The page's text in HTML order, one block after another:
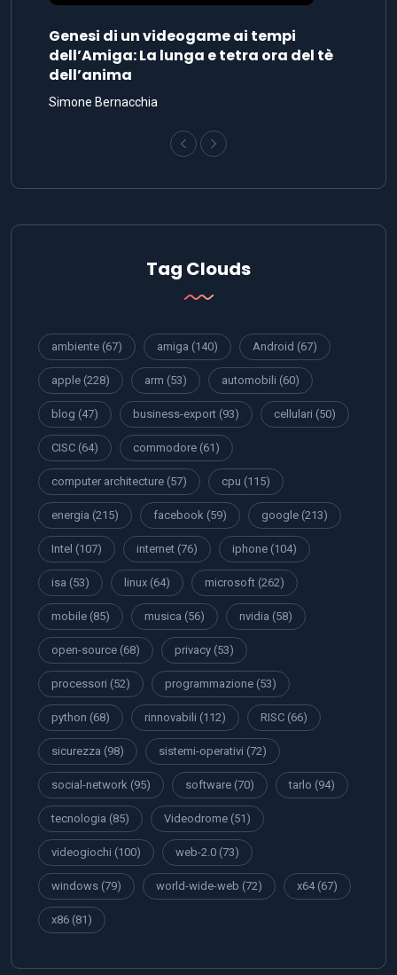
Genesi di un videogame ai tempi
dell’Amiga: La lunga e tetra ora del tè
dell’anima
Simone Bernacchia
Tag Clouds
ambiente (67) amiga (140) Android (67)
apple (228) arm (53) automobili (60)
blog (47) business-export (93) cellulari (50)
CISC (64) commodore (61)
computer architecture (57) cpu (115)
energia (215) facebook (59) google (213)
Intel (107) internet (76) iphone (104)
isa (53) linux (64) microsoft (262)
mobile (85) musica (56) nvidia (58)
open-source (68) privacy (53)
processori (52) programmazione (53)
python (68) rinnovabili (112) RISC (66)
sicurezza (98) sistemi-operativi (72)
social-network (95) software (70) tarlo (94)
tecnologia (85) Videodrome (51)
videogiochi (100) web-2.0 (73)
windows (79) world-wide-web (72) x64(67)
x86 (81)